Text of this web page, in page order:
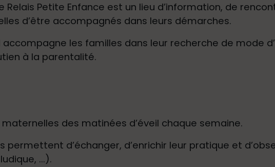
Relais Petite Enfance est un lieu d’information, de
d’être accompagnés dans leurs démarches.
les familles dans leur recherche de mode
à la parentalité.
maternelles des matinées d’éveil chaque semaine.
permettent d’échanger, d’enrichir leur pratique et
...).